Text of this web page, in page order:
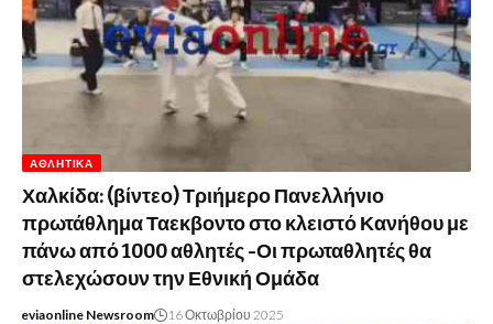
ΑΘΛΗΤΙΚΆ
Χαλκίδα: (βίντεο) Τριήμερο Πανελλήνιο
πρωτάθλημα Ταεκβοντο στο κλειστό Κανήθου με
πάνω από 1000 αθλητές -Οι πρωταθλητές θα
στελεχώσουν την Εθνική Ομάδα
eviaonline Newsroom 16 Οκτωβρίου 2025